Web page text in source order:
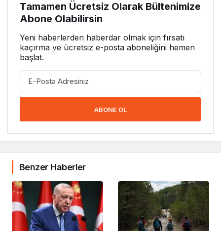
Tamamen Ücretsiz Olarak Bültenimize
Abone Olabilirsin
Yeni haberlerden haberdar olmak için fırsatı
kaçırma ve ücretsiz e-posta aboneliğini hemen
başlat.
ABONE OL
Benzer Haberler